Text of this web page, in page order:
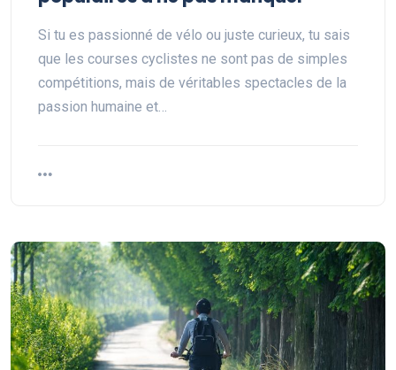
Si tu es passionné de vélo ou juste curieux, tu sais
que les courses cyclistes ne sont pas de simples
compétitions, mais de véritables spectacles de la
passion humaine et…